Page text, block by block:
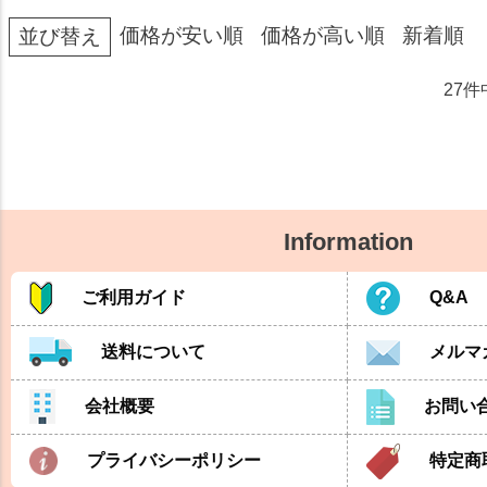
並び替え 価格が安い順 価格が高い順 新着順
27件
Information
ご利用ガイド Q&A
送料について メル
会社概要 お問い
プライバシーポリシー 特定商